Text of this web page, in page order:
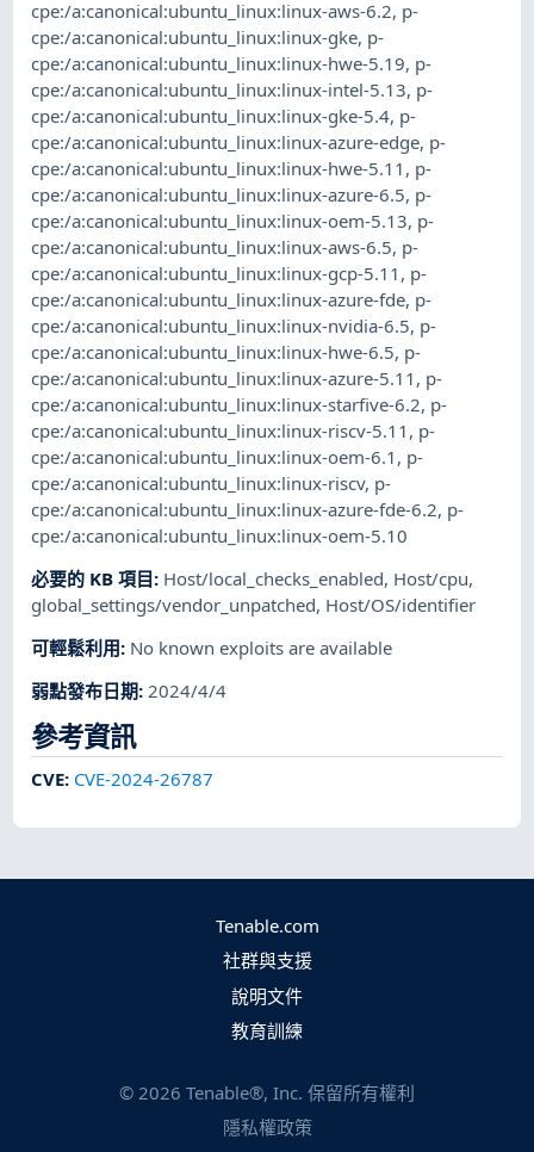
cpe:/a:canonical:ubuntu_linux:linux-aws-6.2, p-
cpe:/a:canonical:ubuntu_linux:linux-gke, p-
cpe:/a:canonical:ubuntu_linux:linux-hwe-5.19, p-
cpe:/a:canonical:ubuntu_linux:linux-intel-5.13, p-
cpe:/a:canonical:ubuntu_linux:linux-gke-5.4, p-
cpe:/a:canonical:ubuntu_linux:linux-azure-edge, p-
cpe:/a:canonical:ubuntu_linux:linux-hwe-5.11 , p-
cpe:/a:canonical:ubuntu_linux:linux-azure-6.5, p-
cpe:/a:canonical:ubuntu_linux:linux-oem-5.13, p-
cpe:/a:canonical:ubuntu_linux:linux-aws-6.5, p-
cpe:/a:canonical:ubuntu_linux:linux-gcp-5.11 , p-
cpe:/a:canonical:ubuntu_linux:linux-azure-fde, p-
cpe:/a:canonical:ubuntu_linux:linux-nvidia-6.5, p-
cpe:/a:canonical:ubuntu_linux:linux-hwe-6.5, p-
cpe:/a:canonical:ubuntu_linux:linux-azure-5.11 , p-
cpe:/a:canonical:ubuntu_linux:linux-starfive-6.2, p-
cpe:/a:canonical:ubuntu_linux:linux-riscv-5.11 , p-
cpe:/a:canonical:ubuntu_linux:linux-oem-6.1 , p-
cpe:/a:canonical:ubuntu_linux:linux-riscv, p-
cpe:/a:canonical:ubuntu_linux:linux-azure-fde-6.2, p-
cpe:/a:canonical:ubuntu_linux:linux-oem-5.10
必要的 KB 項目: Host/local_checks_enabled, Host/cpu,
global_settings/vendor_unpatched, Host/OS/identifier
可輕鬆利用: No known exploits are available
弱點發布日期:2024/4/4
參考資訊
CVE: CVE-2024-26787
Tenable.com
社群與支援
說明文件
教育訓練
© 2026 Tenable®, Inc. 保留所有權利
隱私權政策